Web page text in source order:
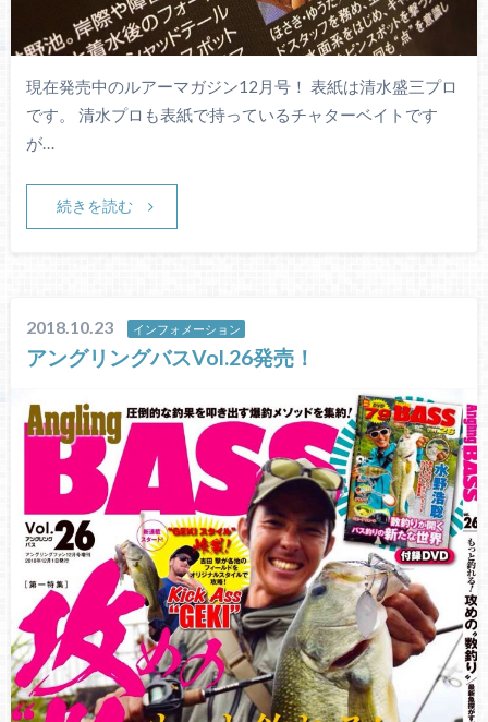
現在発売中のルアーマガジン12月号！ 表紙は清水盛三プロ
です。 清水プロも表紙で持っているチャターベイトです
が…
続きを読む
2018.10.23 インフォメーション
アングリングバスVol.26発売！